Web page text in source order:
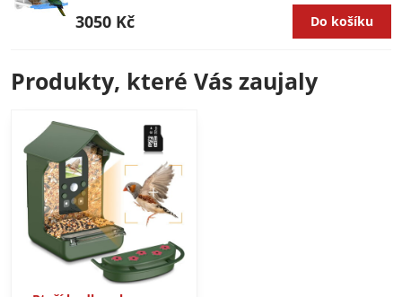
3050 Kč Do košíku
Produkty, které Vás zaujaly